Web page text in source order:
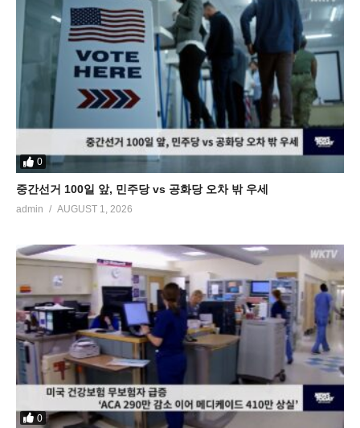
0
중간선거 100일 앞, 민주당 vs 공화당 오차 밖 우세
admin AUGUST 1, 2026
0